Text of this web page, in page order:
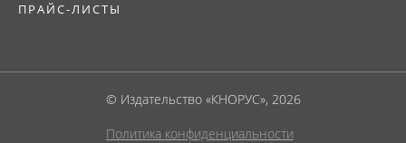
ПРАЙС-ЛИСТЫ
© Издательство «КНОРУС», 2026
Политика конфиденциальности